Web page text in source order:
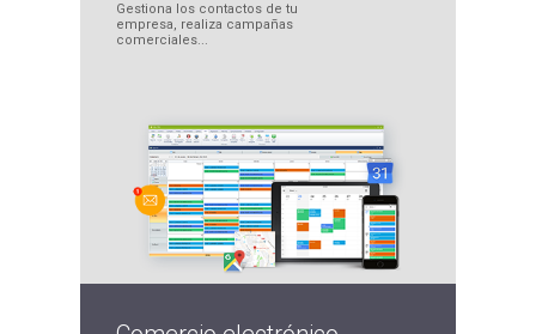
Gestiona los contactos de tu
empresa, realiza campañas
comerciales...